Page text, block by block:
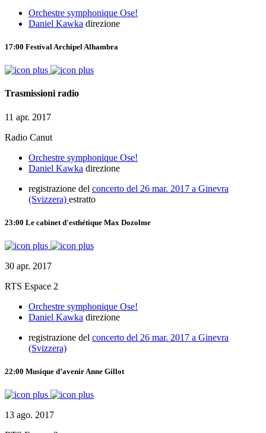
Orchestre symphonique Ose!
Daniel Kawka direzione
17:00 Festival Archipel Alhambra
Trasmissioni radio
11 apr. 2017
Radio Canut
Orchestre symphonique Ose!
Daniel Kawka direzione
registrazione del concerto del 26 mar. 2017 a Ginevra
(Svizzera) estratto
23:00 Le cabinet d'esthétique Max Dozolme
30 apr. 2017
RTS Espace 2
Orchestre symphonique Ose!
Daniel Kawka direzione
registrazione del concerto del 26 mar. 2017 a Ginevra
(Svizzera)
22:00 Musique d’avenirAnne Gillot
13 ago. 2017